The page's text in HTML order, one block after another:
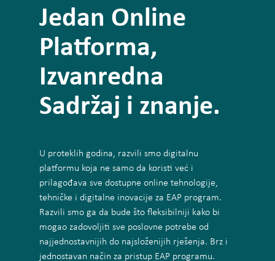
Jedan Online
Platforma,
Izvanredna
Sadržaj i znanje.
U proteklih godina, razvili smo digitalnu
platformu koja ne samo da koristi već i
prilagođava sve dostupne online tehnologije,
tehničke i digitalne inovacije za EAP program.
Razvili smo ga da bude što fleksibilniji kako bi
mogao zadovoljiti sve poslovne potrebe od
najjednostavnijih do najsloženijih rješenja. Brz i
jednostavan način za pristup EAP programu.